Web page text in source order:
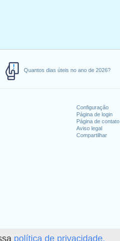
política de privacidade.
Quantos dias úteis no ano de 2026?
Configuração
Página de login
Página de contato
Aviso legal
Compartilhar